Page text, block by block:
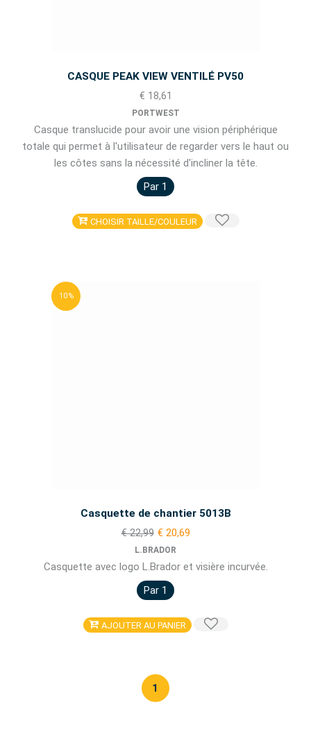
CASQUE PEAK VIEW VENTILÉ PV50
€ 18,61
PORTWEST
Casque translucide pour avoir une vision périphérique
totale qui permet à l'utilisateur de regarder vers le haut ou
les côtes sans la nécessité d'incliner la tête.
Par 1
CHOISIR TAILLE/COULEUR
10 %
Casquette de chantier 5013B
€ 22,99 € 20,69
L.BRADOR
Casquette avec logo L.Brador et visière incurvée.
Par 1
AJOUTER AU PANIER
1